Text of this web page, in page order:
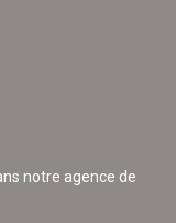
notre agence de